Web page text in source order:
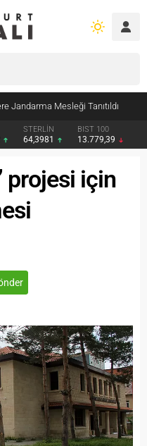
Jandarma Mesleği Tanıtıldı
STERLİN
64,3981
BIST 100
13.779,39
projesi için